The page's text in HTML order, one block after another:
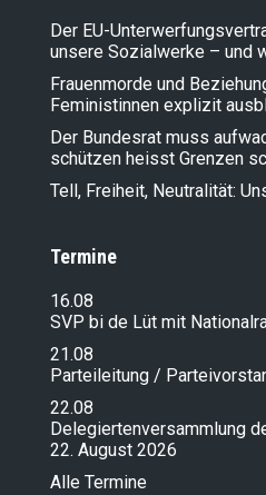
Der EU-
unsere Sozialwerke – und
Frauenmorde und
Feministinnen explizit
Der Bundesrat muss
schützen heisst Grenzen
Tell, Freiheit, Neutralität:
Termine
16.08
SVP bi de Lüt mit
21.08
Parteileitung /
22.08
Delegiertenversammlung
22. August 2026
Alle Termine